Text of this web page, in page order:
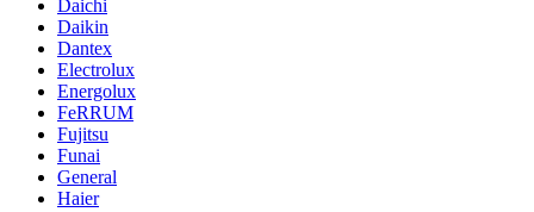
Daichi
Daikin
Dantex
Electrolux
Energolux
FeRRUM
Fujitsu
Funai
General
Haier